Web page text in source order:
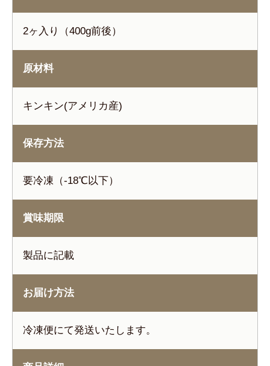
2ヶ入り（400g前後）
原材料
キンキン(アメリカ産)
保存方法
要冷凍（-18℃以下）
賞味期限
製品に記載
お届け方法
冷凍便にて発送いたします。